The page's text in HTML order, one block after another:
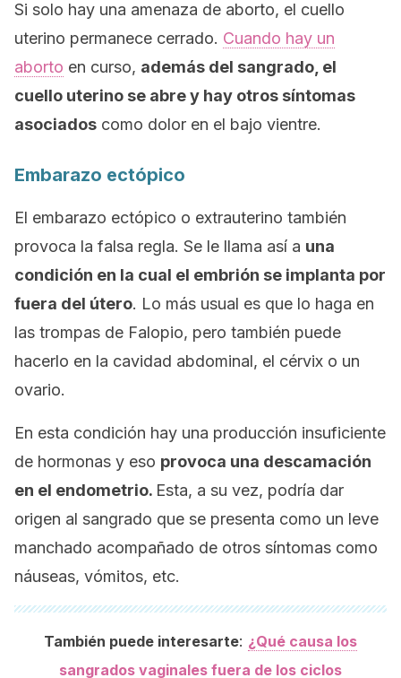
Si solo hay una amenaza de aborto, el cuello
uterino permanece cerrado. Cuando hay un
aborto en curso, además del sangrado, el
cuello uterino se abre y hay otros síntomas
asociados como dolor en el bajo vientre.
Embarazo ectópico
El embarazo ectópico o extrauterino también
provoca la falsa regla. Se le llama así a una
condición en la cual el embrión se implanta por
fuera del útero. Lo más usual es que lo haga en
las trompas de Falopio, pero también puede
hacerlo en la cavidad abdominal, el cérvix o un
ovario.
En esta condición hay una producción insuficiente
de hormonas y eso provoca una descamación
en el endometrio. Esta, a su vez, podría dar
origen al sangrado que se presenta como un leve
manchado acompañado de otros síntomas como
náuseas, vómitos, etc.
También puede interesarte: ¿Qué causa los
sangrados vaginales fuera de los ciclos